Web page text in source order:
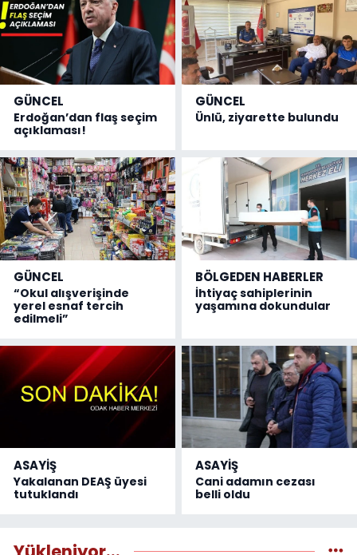
GÜNCEL
Erdoğan’dan flaş seçim
açıklaması!
GÜNCEL
Ünlü, ziyarette bulundu
GÜNCEL
“Okul alışverişinde
yerel esnaf tercih
edilmeli”
BÖLGEDEN HABERLER
İhtiyaç sahiplerinin
yaşamına dokundular
ASAYİŞ
Yakalanan DEAŞ üyesi
tutuklandı
ASAYİŞ
Cani adamın cezası
belli oldu